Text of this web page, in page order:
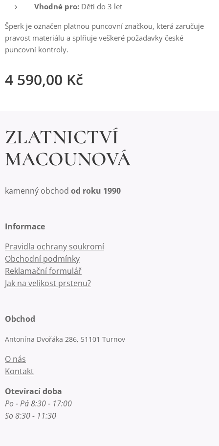
Vhodné pro: Děti do 3 let
Šperk je označen platnou puncovní značkou, která zaručuje
pravost materiálu a splňuje veškeré požadavky české
puncovní kontroly.
4 590,00 Kč
ZLATNICTVÍ
MACOUNOVÁ
kamenný obchod od roku 1990
Informace
Pravidla ochrany soukromí
Obchodní podmínky
Reklamační formulář
Jak na velikost prstenu?
Obchod
Antonína Dvořáka 286, 51101 Turnov
O nás
Kontakt
Otevírací doba
Po - Pá 8:30 - 17:00
So 8:30 - 11:30